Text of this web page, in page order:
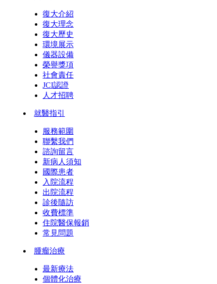
復大介紹
復大理念
復大歷史
環境展示
儀器設備
榮譽獎項
社會責任
JCI認證
人才招聘
就醫指引
服務範圍
聯繫我們
諮詢留言
新病人須知
國際患者
入院流程
出院流程
診後隨訪
收費標準
住院醫保報銷
常見問題
腫瘤治療
最新療法
個體化治療